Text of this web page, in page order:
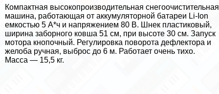
Компактная высокопроизводительная снегоочистительная
машина, работающая от аккумуляторной батареи Li-Ion
емкостью 5 А*ч и напряжением 80 В. Шнек пластиковый,
ширина заборного ковша 51 см, при высоте 30 см. Запуск
мотора кнопочный. Регулировка поворота дефлектора и
желоба ручная, выброс до 6 м. Работает очень тихо.
Масса — 15,5 кг.